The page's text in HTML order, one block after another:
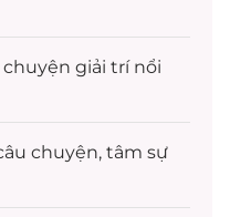
giải trínổi
chuyện, tâm sự